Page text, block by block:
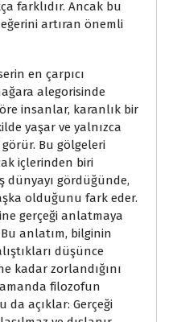
farklıdır. Ancak bu
artıran önemli
en çarpıcı
alegorisinde
insanlar, karanlık bir
yaşar ve yalnızca
Bu gölgeleri
içlerinden biri
dünyayı gördüğünde,
olduğunu fark eder.
gerçeği anlatmaya
Bu anlatım, bilginin
düşünce
kadar zorlandığını
filozofun
açıklar: Gerçeği